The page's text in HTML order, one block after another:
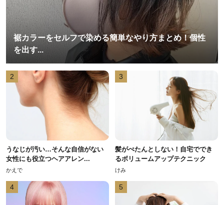
裾カラーをセルフで染める簡単なやり方まとめ！個性
を出す...
2
うなじが汚い…そんな自信がない
女性にも役立つヘアアレン...
かえで
3
髪がぺたんとしない！自宅ででき
るボリュームアップテクニック
けみ
4 5